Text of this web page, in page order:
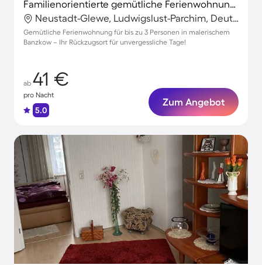
Familienorientierte gemütliche Ferienwohnung mit Terrasse, Whirlpool und Garten | Naturblick | Ideal für Homeoffice
Neustadt-Glewe, Ludwigslust-Parchim, Deutschland
Gemütliche Ferienwohnung für bis zu 3 Personen in malerischem
Banzkow – Ihr Rückzugsort für unvergessliche Tage!
ab 41 €
pro Nacht
5.0
Zum Angebot